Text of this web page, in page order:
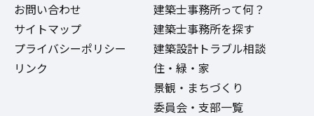
お問い合わせ
サイトマップ
プライバシーポリシー
リンク
建築士事務所って何？
建築士事務所を探す
建築設計トラブル相談
住・緑・家
景観・まちづくり
委員会・支部一覧